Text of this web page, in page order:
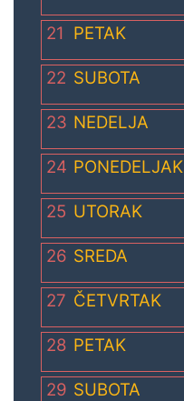
21 PETAK
22 SUBOTA
23 NEDELJA
24 PONEDELJAK
25 UTORAK
26 SREDA
27 ČETVRTAK
28 PETAK
29 SUBOTA